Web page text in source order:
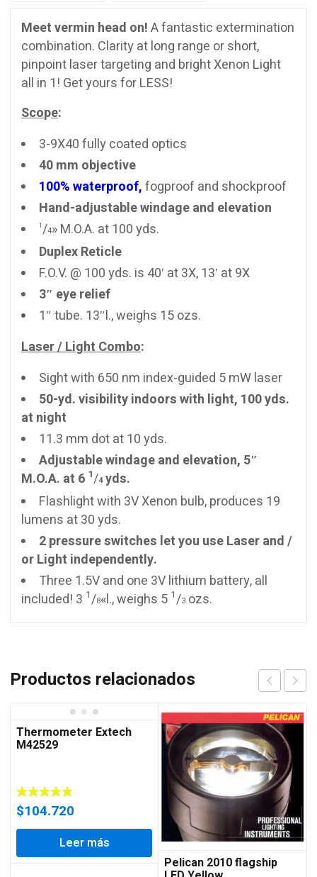
Meet vermin head on!A fantastic extermination
combination. Clarity at long range or short,
pinpoint laser targeting and bright Xenon Light
all in 1! Get yours for LESS!
Scope:
3-9X40 fully coated optics
40 mm objective
100% waterproof,fogproof and shockproof
Hand-adjustable windage and elevation
1/4» M.O.A. at 100 yds.
Duplex Reticle
F.O.V. @ 100 yds. is 40′ at 3X, 13′ at 9X
3″ eye relief
1″ tube. 13″l., weighs 15 ozs.
Laser / Light Combo:
Sight with 650 nm index-guided 5 mW laser
50-yd. visibility indoors with light, 100 yds.
at night
11.3 mm dot at 10 yds.
Adjustable windage and elevation, 5″
M.O.A. at 6 1/4yds.
Flashlight with 3V Xenon bulb, produces 19
lumens at 30 yds.
2 pressure switches let you use Laser and /
or Light independently.
Three 1.5V and one 3V lithium battery, all
included! 3 1/8«l., weighs 5 1/3 ozs.
Productos relacionados
Thermometer Extech
M42529
$104.720
Leer más
Pelican 2010 flagship